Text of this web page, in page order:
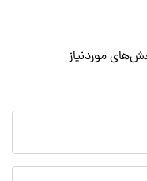
موردنیاز